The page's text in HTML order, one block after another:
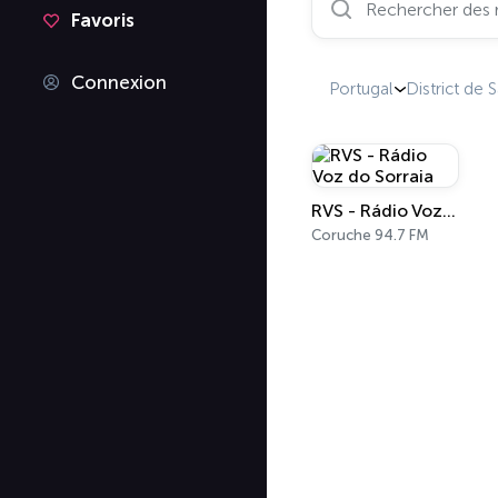
Favoris
Connexion Portugal District de
RVS - Rádio Voz do Sorraia
Coruche 94.7 FM